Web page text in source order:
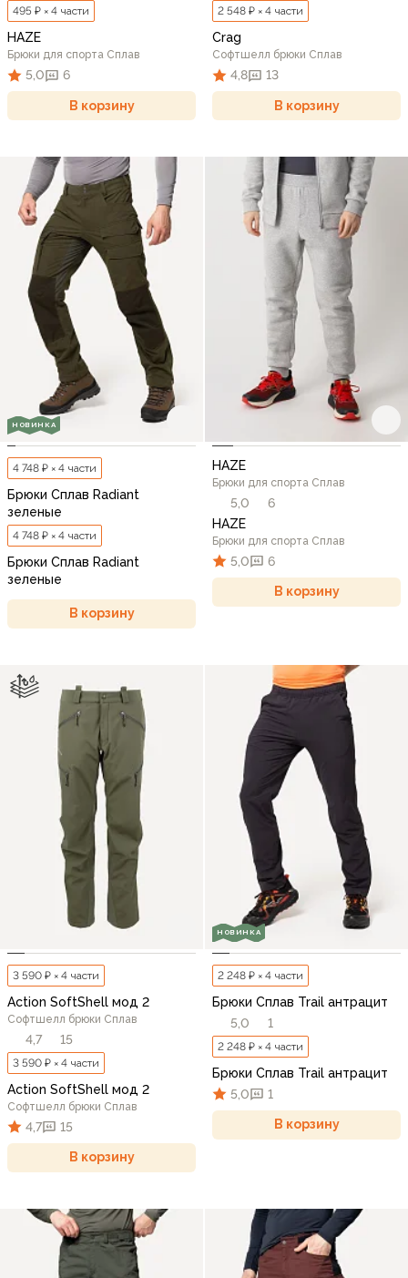
495 ₽ × 4 части
HAZE
Брюки для спорта Сплав
5,0 6
В корзину
2 548 ₽ × 4 части
Crag
Софтшелл брюки Сплав
4,8 13
В корзину
НОВИНКА
4 748 ₽ × 4 части
Брюки Сплав Radiant
зеленые
4 748 ₽ × 4 части
Брюки Сплав Radiant
зеленые
В корзину
HAZE
Брюки для спорта Сплав
5,0
6
HAZE
Брюки для спорта Сплав
5,0 6
В корзину
3 590 ₽ × 4 части
Action SoftShell мод 2
Софтшелл брюки Сплав
4,7 15
3 590 ₽ × 4 части
Action SoftShell мод 2
Софтшелл брюки Сплав
4,7 15
В корзину
НОВИНКА
2 248 ₽ × 4 части
Брюки Сплав Trail антрацит
5,0
1
2 248 ₽ × 4 части
Брюки Сплав Trail антрацит
5,0
1
В корзину